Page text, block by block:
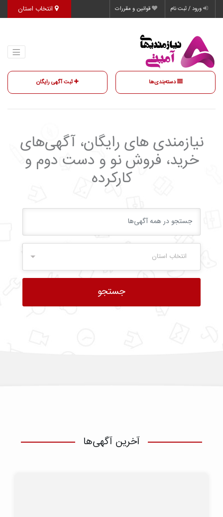
انتخاب استان قوانین و مقررات ورود / ثبت نام
دسته‌بندی‌ها ثبت آگهی رایگان
نیازمندی‌ های رایگان، آگهی‌های
خرید، فروش نو و دست دوم و
کارکرده
انتخاب استان
آخرین آگهی‌ها